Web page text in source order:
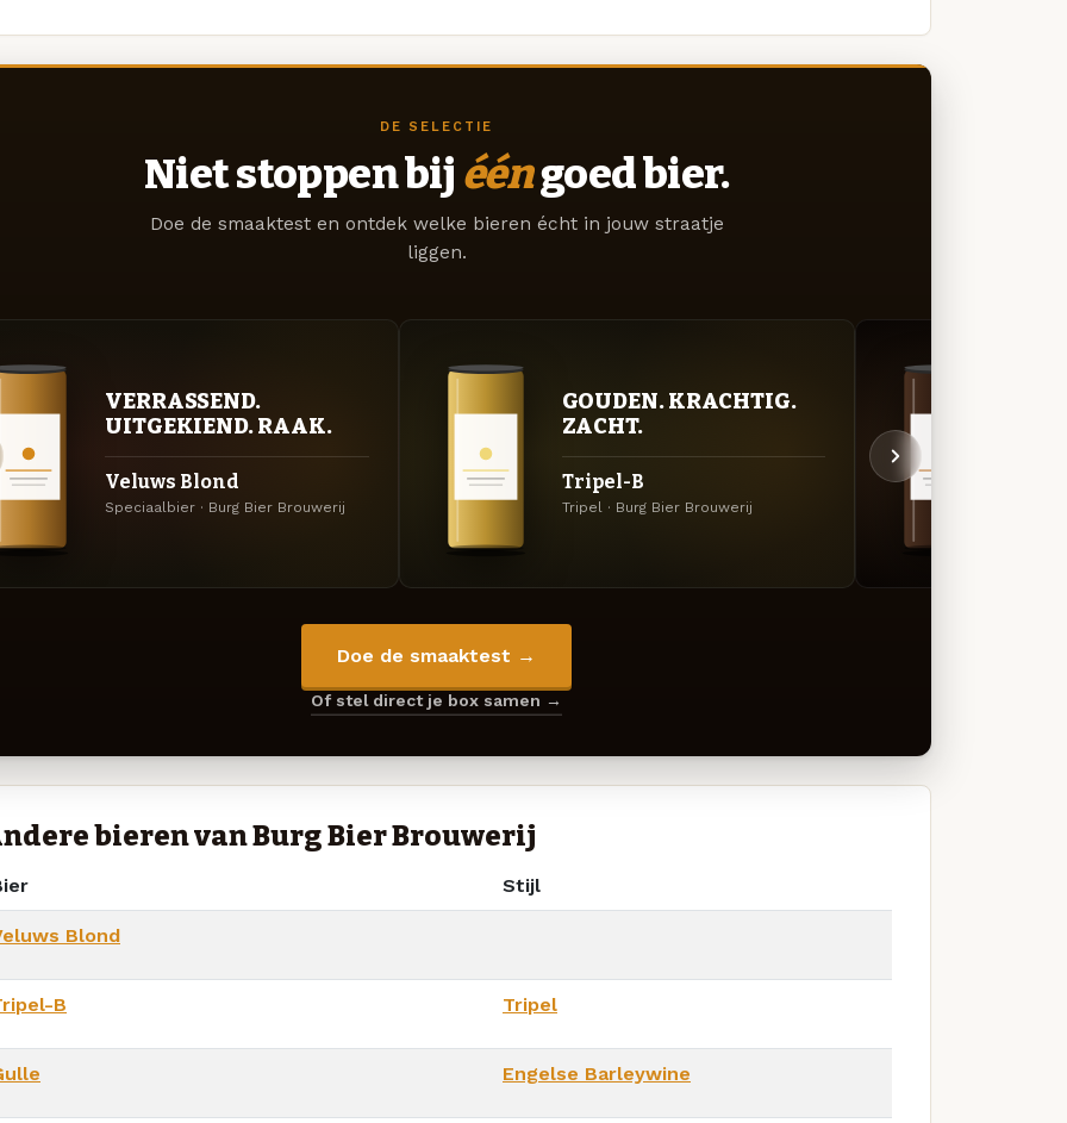
DE SELECTIE
Niet stoppen bij ééngoed bier.
Doe de smaaktest en ontdek welke bieren écht in jouw straatje
liggen.
VERRASSEND.
UITGEKIEND. RAAK.
Veluws Blond
Speciaalbier · Burg Bier Brouwerij
GOUDEN. KRACHTIG.
ZACHT.
Tripel-B
Tripel · Burg Bier Brouwerij
Doe de smaaktest →
Of stel direct je box samen →
bieren van Burg Bier Brouwerij
Stijl
Blond
B Tripel
Engelse Barleywine